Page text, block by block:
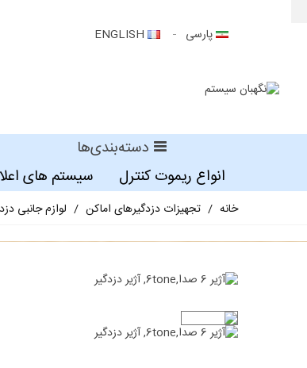
پارسی ENGLISH
دسته‌بندی‌ها
انواع ریموت کنترل
سیستم های
خانه / تجهیزات دزدگیرهای اماکن / لوازم جانبی